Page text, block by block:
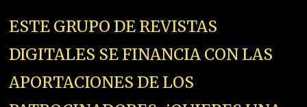
ESTE GRUPO DE REVISTAS
DIGITALES SE FINANCIA CON LAS
APORTACIONES DE LOS